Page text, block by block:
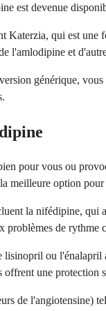
est devenue
Katerzia, qui est
l'amlodipine et
générique,
pour vous ou
meilleure option
la nifédipine, qui
problèmes de rythme
ou l'énalapril
une protection
de l'angiotensine)